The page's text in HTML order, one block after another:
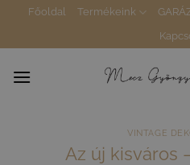
content
Főoldal Termékeink
VINTAGE
Az új kisváros